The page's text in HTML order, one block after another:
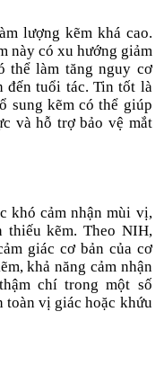
lượng kẽm khá cao.
này có xu hướng giảm
thể làm tăng nguy cơ
đến tuổi tác. Tin tốt là
sung kẽm có thể giúp
và hỗ trợ bảo vệ mắt
khó cảm nhận mùi vị,
thiếu kẽm. Theo NIH,
giác cơ bản của cơ
khả năng cảm nhận
chí trong một số
toàn vị giác hoặc khứu